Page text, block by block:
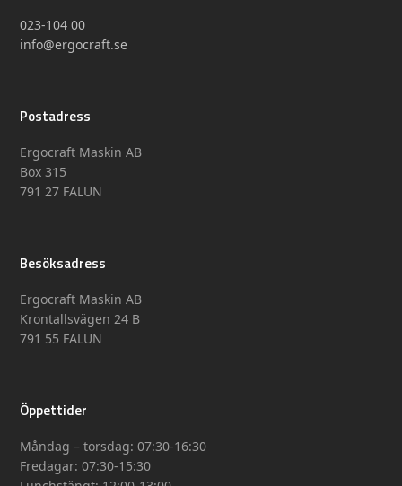
023-104 00
info@ergocraft.se
Postadress
Ergocraft Maskin AB
Box 315
791 27 FALUN
Besöksadress
Ergocraft Maskin AB
Krontallsvägen 24 B
791 55 FALUN
Öppettider
Måndag – torsdag: 07:30-16:30
Fredagar: 07:30-15:30